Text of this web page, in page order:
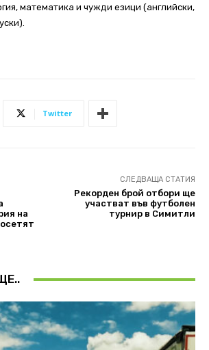
математика и чужди езици (английски,
Twitter
на
СЛЕДВАЩА СТАТИЯ
Рекорден брой отбори ще
участват във футболен
турнир в Симитли